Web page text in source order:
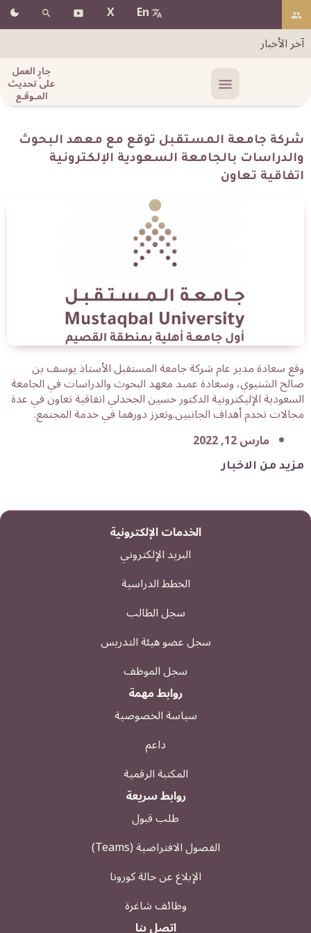
En
X
آخر الأخبار
جارٍ العمل
على تحديث
المـوقـع
شركة جامعة المستقبل توقع مع معهد البحوث
والدراسات بالجامعة السعودية الإلكترونية
اتفاقية تعاون
وقع سعادة مدير عام شركة جامعة المستقبل الأستاذ يوسف بن
صالح الشتيوي، وسعادة عميد معهد البحوث والدراسات في الجامعة
السعودية الإليكترونية الدكتور حسين الجحدلي اتفاقية تعاون في عدة
مجالات تخدم أهداف الجانبين.وتعزز دورهما في خدمة المجتمع.
مارس 12, 2022
مزيد من الاخبار
الخدمات الإلكترونية
البريد الإلكتروني
الخطط الدراسية
سجل الطالب
سجل عضو هيئة التدريس
سجل الموظف
روابط مهمة
سياسة الخصوصية
داعم
المكتبة الرقمية
روابط سريعة
طلب قبول
الفصول الافتراضية (Teams)
الإبلاغ عن حالة كورونا
وظائف شاغرة
اتصل بنا